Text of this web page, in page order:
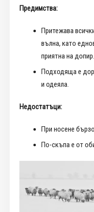
Предимства:
Притежава
вълна, като
приятна на допир.
Подходяща е
и одеяла.
Недостатъци:
При носене
По-скъпа е от